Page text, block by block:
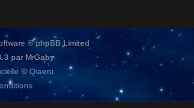
© phpBB Limited
par MrGaby
©Qiaeru